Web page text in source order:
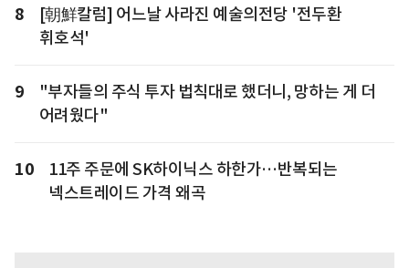
8
[朝鮮칼럼] 어느날 사라진 예술의전당 '전두환
휘호석'
9
"부자들의 주식 투자 법칙대로 했더니, 망하는 게 더
어려웠다"
10
11주 주문에 SK하이닉스 하한가…반복되는
넥스트레이드 가격 왜곡